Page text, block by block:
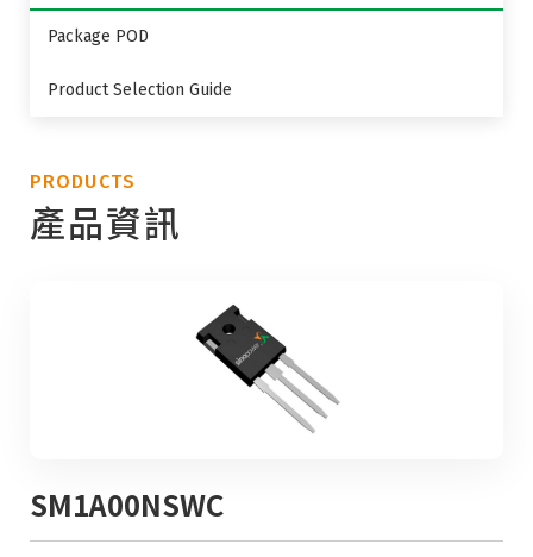
Package POD
Product Selection Guide
PRODUCTS
產品資訊
SM1A00NSWC